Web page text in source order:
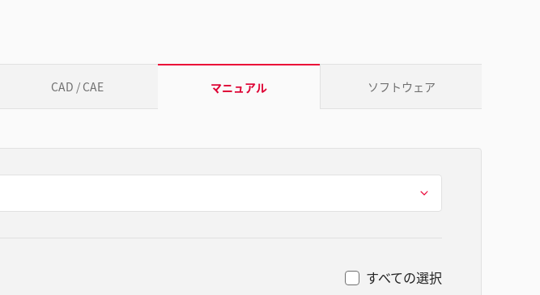
CAD / CAE マニュアル ソフトウェア
すべての選択